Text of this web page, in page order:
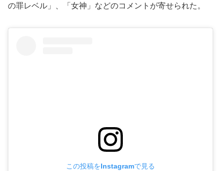
の罪レベル」、「女神」などのコメントが寄せられた。
この投稿をInstagramで見る